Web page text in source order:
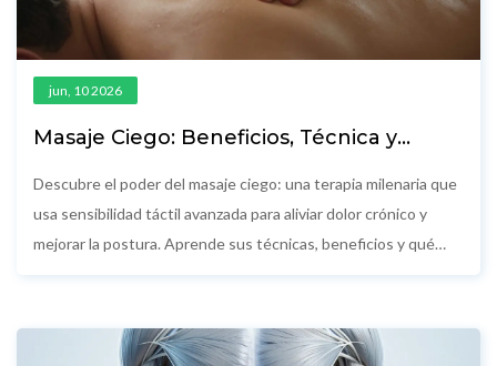
jun, 10 2026
Masaje Ciego: Beneficios, Técnica y
Descubre el poder del masaje ciego: una terapia milenaria que
usa sensibilidad táctil avanzada para aliviar dolor crónico y
mejorar la postura. Aprende sus técnicas, beneficios y qué